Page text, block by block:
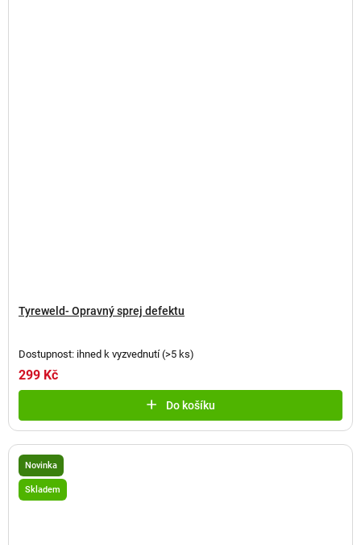
Tyreweld- Opravný sprej defektu
Dostupnost: ihned k vyzvednutí(>5 ks)
299 Kč
Do košíku
Novinka
Skladem